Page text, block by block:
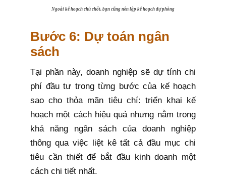
Ngoài kế hoạch chủ chốt, bạn cũng nên lập kế hoạch dự phòng
Bước 6: Dự toán ngân
sách
Tại phần này, doanh nghiệp sẽ dự tính chi
phí đầu tư trong từng bước của kế hoạch
sao cho thỏa mãn tiêu chí: triển khai kế
hoạch một cách hiệu quả nhưng nằm trong
khả năng ngân sách của doanh nghiệp
thông qua việc liệt kê tất cả đầu mục chi
tiêu cần thiết để bắt đầu kinh doanh một
cách chi tiết nhất.